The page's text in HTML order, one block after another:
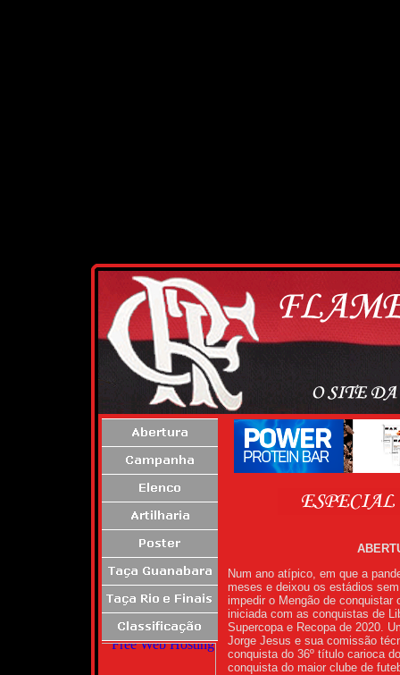
Num ano atípico, em que a
meses e deixou os estádios
impedir o Mengão de
iniciada com as conquistas de
Supercopa e Recopa de 2020.
Jorge Jesus e sua comissão
conquista do 36º título carioca
conquista do maior clube de